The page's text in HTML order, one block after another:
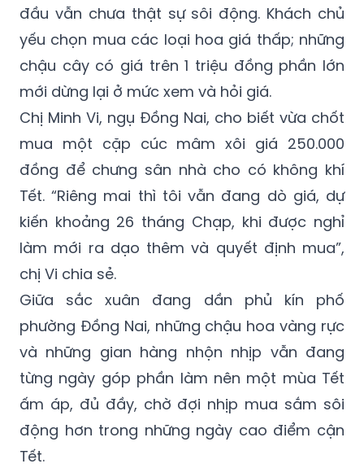
đầu vẫn chưa thật sự sôi động. Khách chủ
yếu chọn mua các loại hoa giá thấp; những
chậu cây có giá trên 1 triệu đồng phần lớn
mới dừng lại ở mức xem và hỏi giá.
Chị Minh Vi, ngụ Đồng Nai, cho biết vừa chốt
mua một cặp cúc mâm xôi giá 250.000
đồng để chưng sân nhà cho có không khí
Tết. “Riêng mai thì tôi vẫn đang dò giá, dự
kiến khoảng 26 tháng Chạp, khi được nghỉ
làm mới ra dạo thêm và quyết định mua”,
chị Vi chia sẻ.
Giữa sắc xuân đang dần phủ kín phố
phường Đồng Nai, những chậu hoa vàng rực
và những gian hàng nhộn nhịp vẫn đang
từng ngày góp phần làm nên một mùa Tết
ấm áp, đủ đầy, chờ đợi nhịp mua sắm sôi
động hơn trong những ngày cao điểm cận
Tết.